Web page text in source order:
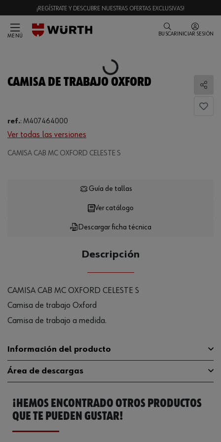
¡REGÍSTRATE Y DESCUBRE NUESTRAS OFERTAS EXCLUSIVAS!
MENÚ BUSCAR INICIAR SESIÓN
Loading...
CAMISA DE TRABAJO OXFORD
ref.: M407464000
Ver todas las versiones
CAMISA CAB MC OXFORD CELESTE S
Loading...
Descargar ficha técnica
Ver catálogo
Guía de tallas
Descripción
CAMISA CAB MC OXFORD CELESTE S
Camisa de trabajo Oxford
Camisa de trabajo a medida.
Información del producto
Color Azul celeste
Tamaño
Área de descargas
Guía de tallas guia-tallas
Catálogo General
¡HEMOS ENCONTRADO OTROS PRODUCTOS
QUE TE PUEDEN GUSTAR!